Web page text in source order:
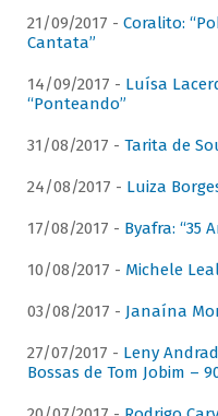
21/09/2017 - Coralito:
Cantata”
14/09/2017 - Luísa
“Ponteando”
31/08/2017 - Tarita de
24/08/2017 - Luiza
17/08/2017 - Byafra: “35
10/08/2017 - Michele
03/08/2017 - Janaína
27/07/2017 - Leny
Bossas de Tom Jobim –